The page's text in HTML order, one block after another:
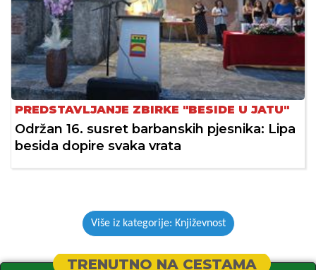
PREDSTAVLJANJE ZBIRKE "BESIDE U JATU"
Održan 16. susret barbanskih pjesnika: Lipa
besida dopire svaka vrata
Više iz kategorije: Književnost
TRENUTNO NA CESTAMA